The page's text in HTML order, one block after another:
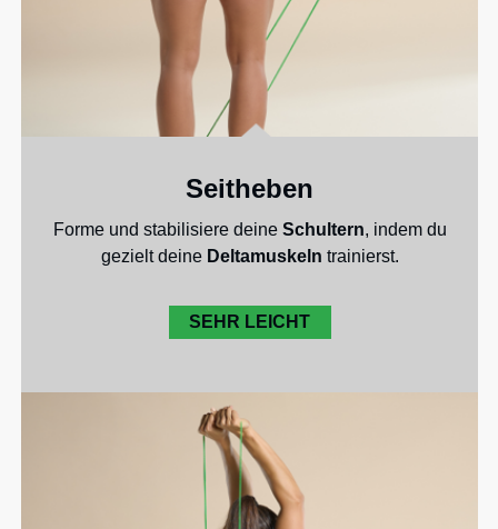
Seitheben
Forme und stabilisiere deine Schultern, indem du
gezielt deine Deltamuskeln trainierst.
SEHR LEICHT